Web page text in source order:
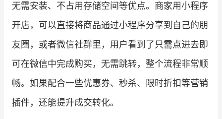
无需安装、不占用存储空间等优点。商家用小程序
开店，可以直接将商品通过小程序分享到自己的朋
友圈，或者微信社群里，用户看到了只需点进去即
可在微信中完成购买，无需跳转，整个流程非常顺
畅。如果配合一些优惠券、秒杀、限时折扣等营销
插件，还能提升成交转化。